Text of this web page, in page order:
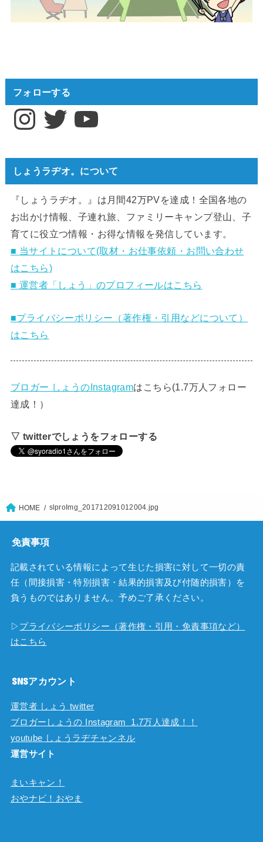
フォローする
InstagramTwitter YouTube
しょうラヂオ。について
『しょうラヂオ。』は月間42万PVを達成！全国各地の
お出かけ情報、子連れ旅、ファミリーキャンプ登山、子
育てに役立つ情報・お得な情報を発信しています。
■ 当サイトについて(取材・お仕事依頼・お問い合わせ
はこちら)
■ 運営者「しょう」のプロフィールはこちら
■プライバシーポリシー（著作権・引用などについて）
はこちら
ブロガー しょうのInstagramはこちら(1.7万人フォロー
達成！）
▽ twitterでしょうをフォローする
HOME slproImg_201712091012004.jpg
免責事項
記載されている情報によって生じた損害に対して一切の責
任（間接損害・特別損害・結果的損害及び付随的損害）を
負うものではありません。予めご了承ください。
▷ プライバシーポリシー（著作権・引用・免責事項など）
はこちら
SNSアカウント
運営者 しょう twitter
ブロガーしょうの Instagram 1.7万人達成！！
youtube しょうラヂチャンネル
運営サイト
まいキャン！
おやナビ！おやま